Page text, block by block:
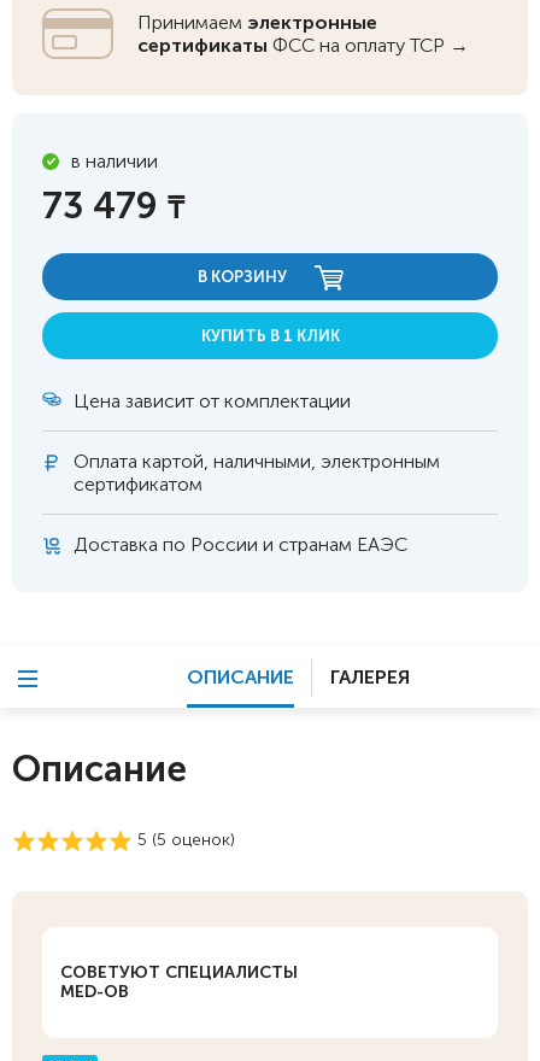
Принимаем электронные
сертификаты ФСС на оплату ТСР →
в наличии
73 479 ₸
В КОРЗИНУ
КУПИТЬ В 1 КЛИК
Цена зависит от комплектации
Оплата картой, наличными, электронным
сертификатом
Доставка по России и странам ЕАЭС
ОПИСАНИЕ ГАЛЕРЕЯ
Описание
5 (5 оценок)
СОВЕТУЮТ СПЕЦИАЛИСТЫ
MED-OB